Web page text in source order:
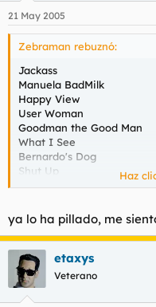
21 May 2005
Zebraman rebuznó:
Jackass
Manuela BadMilk
Happy View
User Woman
Goodman the Good Man
What I See
Bernardo's Dog
Shut Up
Gay Land
Haz
ya lo ha pillado, me
etaxys
Veterano